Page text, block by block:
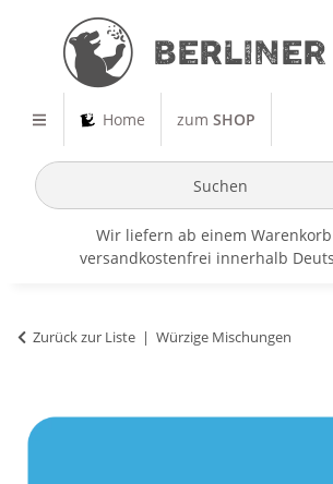
Home zum SHOP
Wir liefern ab einem
versandkostenfrei innerhalb
Zurück zur Liste Würzige Mischungen